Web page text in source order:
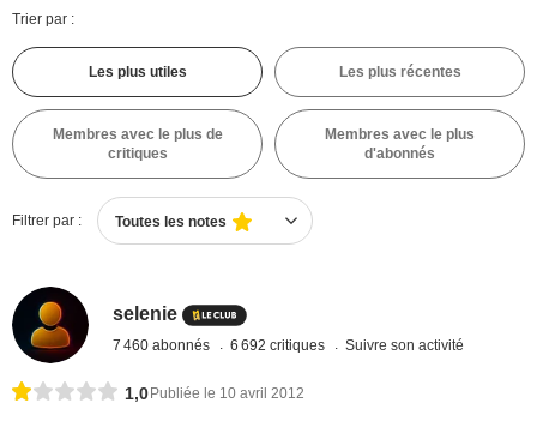
Trier par :
Les plus utiles Les plus récentes
Membres avec le plus de
critiques
Membres avec le plus
d'abonnés
Filtrer par : Toutes les notes
selenie
7 460 abonnés 6 692 critiques Suivre son activité
1,0 Publiée le 10 avril 2012